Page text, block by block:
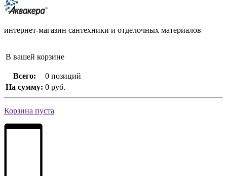
интернет-магазин сантехники и отделочных материалов
В вашей корзине
Всего:
0 позиций
На сумму: 0 руб.
Корзина пуста